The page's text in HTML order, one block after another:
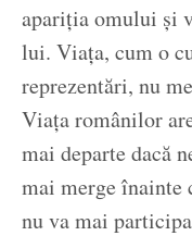
apariția omului și
lui. Viața, cum o
reprezentări, nu
Viața românilor
mai departe dacă
mai merge înainte
nu va mai